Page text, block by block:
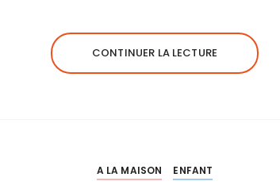
CONTINUER LA LECTURE
A LA MAISON ENFANT